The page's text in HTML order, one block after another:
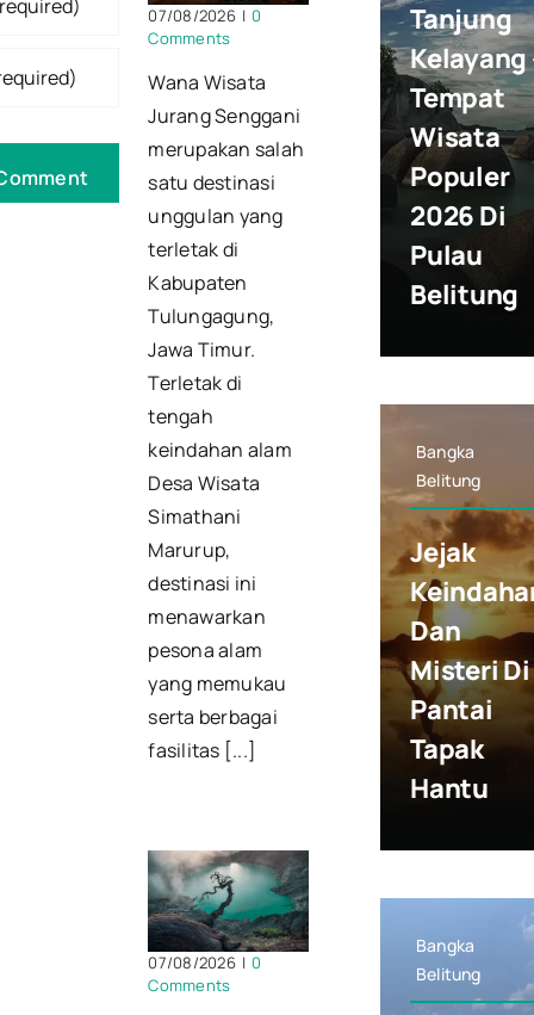
07/08/2026 | 0
Comments
Wana Wisata
Jurang Senggani
merupakan salah
satu destinasi
unggulan yang
terletak di
Kabupaten
Tulungagung,
Jawa Timur.
Terletak di
tengah
keindahan alam
Desa Wisata
Simathani
Marurup,
destinasi ini
menawarkan
pesona alam
yang memukau
serta berbagai
fasilitas [...]
07/08/2026 | 0
Comments
Tanjung
Kelayang
Tempat
Wisata
Populer
2026 Di
Pulau
Belitung
Bangka
Belitung
Jejak
Dan
Misteri Di
Pantai
Tapak
Hantu
Bangka
Belitung